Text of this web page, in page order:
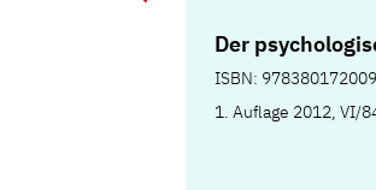
Der
ISBN:
1. Auflage 2012, VI/